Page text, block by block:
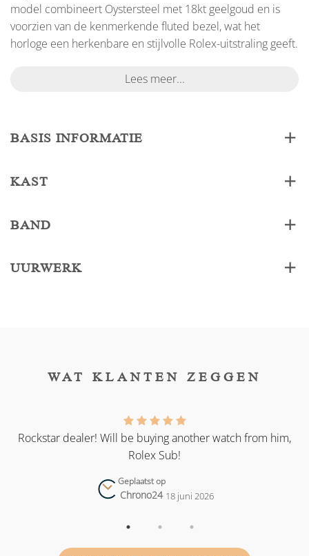
model combineert Oystersteel met 18kt geelgoud en is
voorzien van de kenmerkende fluted bezel, wat het
horloge een herkenbare en stijlvolle Rolex-uitstraling geeft.
Lees meer...
BASIS INFORMATIE
KAST
BAND
UURWERK
WAT KLANTEN ZEGGEN
Rockstar dealer! Will be buying another watch from him,
Rolex Sub!
Geplaatst op
Chrono24 18 juni 2026